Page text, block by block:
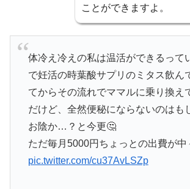
ことができますよ。
体冷え冷えの私は温活ができるって
で妊活の時葉酸サプリのミタス飲ん
てからその流れでママルに乗り換え
だけど、全然便秘にならないのはも
お陰か…？と今更🤔
ただ毎月5000円ちょっとの出費が中
pic.twitter.com/cu37AvLSZp